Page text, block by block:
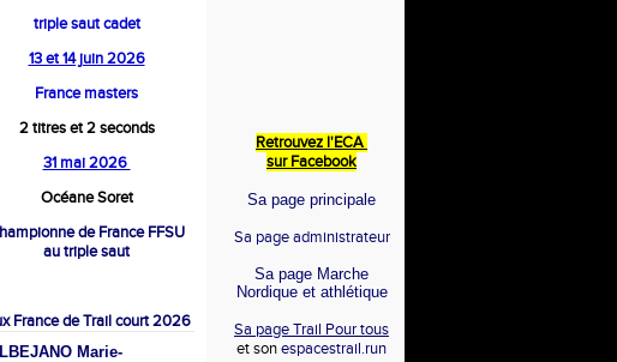
triple saut cadet
13 et 14 juin 2026
France masters
2 titres et 2 seconds
31 mai 2026
Océane Soret
de France FFSU
au triple saut
France de Trail court 2026
Marie-
Retrouvez l'ECA
sur Facebook
Sa page principale
Sa page administrateur
Sa page Marche
Nordique et athlétique
Sa page Trail Pour tous
et sonespacestrail.run